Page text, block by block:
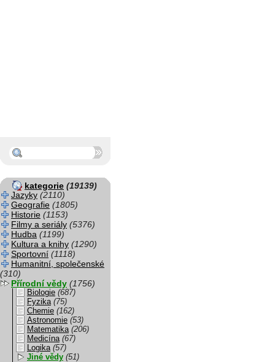
kategorie (19139)
Jazyky (2110)
Geografie (1805)
Historie (1153)
Filmy a seriály (5376)
Hudba (1199)
Kultura a knihy (1290)
Sportovní (1118)
Humanitní, společenské
(310)
Přírodní vědy (1756)
Biologie (687)
Fyzika (75)
Chemie (162)
Astronomie (53)
Matematika (206)
Medicína (67)
Logika (57)
Jiné vědy (51)